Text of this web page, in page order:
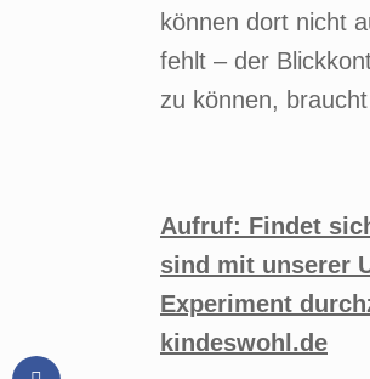
können dort nicht
fehlt – der
zu können,
Aufruf: Findet
sind mit unserer
Experiment
kindeswohl.de